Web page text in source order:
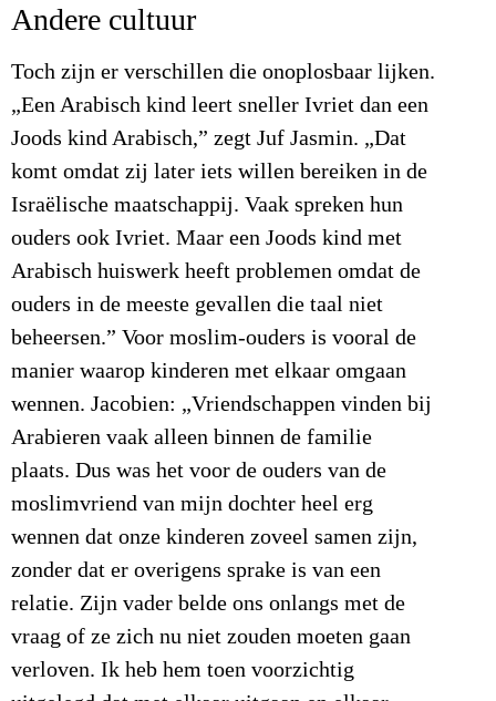
Andere cultuur
Toch zijn er verschillen die onoplosbaar lijken.
„Een Arabisch kind leert sneller Ivriet dan een
Joods kind Arabisch,” zegt Juf Jasmin. „Dat
komt omdat zij later iets willen bereiken in de
Israëlische maatschappij. Vaak spreken hun
ouders ook Ivriet. Maar een Joods kind met
Arabisch huiswerk heeft problemen omdat de
ouders in de meeste gevallen die taal niet
beheersen.” Voor moslim-ouders is vooral de
manier waarop kinderen met elkaar omgaan
wennen. Jacobien: „Vriendschappen vinden bij
Arabieren vaak alleen binnen de familie
plaats. Dus was het voor de ouders van de
moslimvriend van mijn dochter heel erg
wennen dat onze kinderen zoveel samen zijn,
zonder dat er overigens sprake is van een
relatie. Zijn vader belde ons onlangs met de
vraag of ze zich nu niet zouden moeten gaan
verloven. Ik heb hem toen voorzichtig